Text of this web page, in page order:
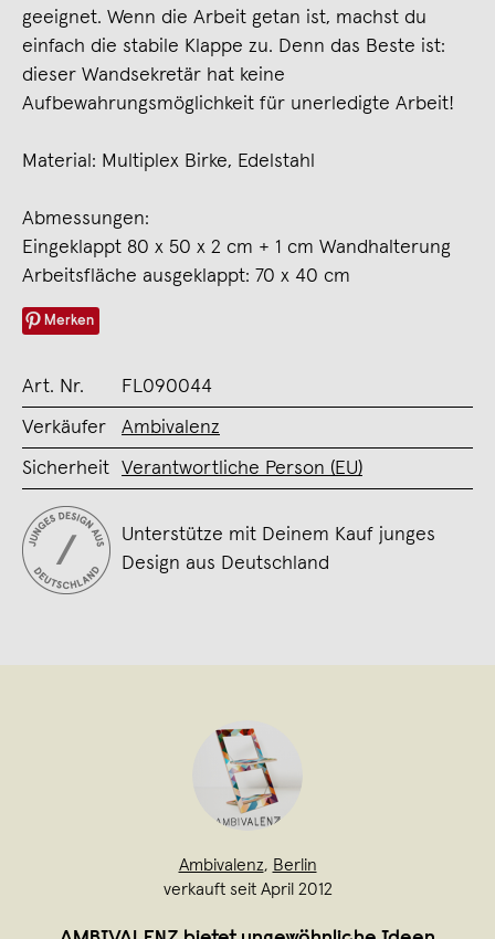
geeignet. Wenn die Arbeit getan ist, machst du
einfach die stabile Klappe zu. Denn das Beste ist:
dieser Wandsekretär hat keine
Aufbewahrungsmöglichkeit für unerledigte Arbeit!
Material: Multiplex Birke, Edelstahl
Abmessungen:
Eingeklappt 80 x 50 x 2 cm + 1 cm Wandhalterung
Arbeitsfläche ausgeklappt: 70 x 40 cm
Merken
Art. Nr. FL090044
Verkäufer Ambivalenz
Sicherheit Verantwortliche Person (EU)
Unterstütze mit Deinem Kauf junges
Design aus Deutschland
Ambivalenz, Berlin
verkauft seit April 2012